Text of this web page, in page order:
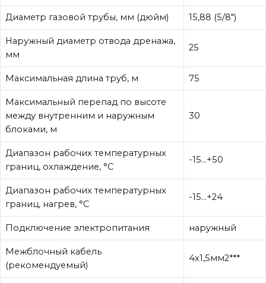
Диаметр газовой трубы, мм (дюйм) 15,88 (5/8″)
Наружный диаметр отвода дренажа,
мм
25
Максимальная длина труб, м 75
Максимальный перепад по высоте
между внутренним и наружным
блоками, м
30
Диапазон рабочих температурных
границ, охлаждение, °C
-15…+50
Диапазон рабочих температурных
границ, нагрев, °C
-15…+24
Подключение электропитания наружный
Межблочный кабель
(рекомендуемый)
4х1,5мм2***